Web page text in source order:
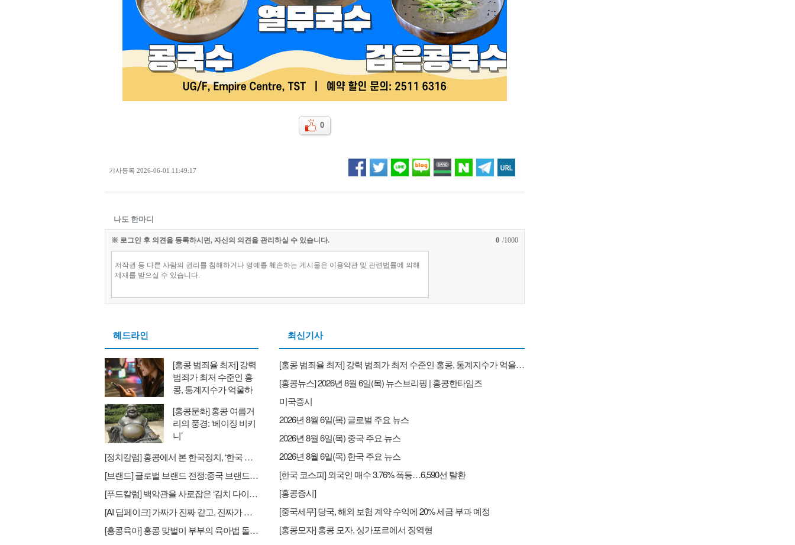
0
기사등록 2026-06-01 11:49:17
나도 한마디
※ 로그인 후 의견을 등록하시면, 자신의 의견을 관리하실 수 있습니다. 0 /1000
헤드라인
[홍콩 범죄율 최저] 강력
범죄가 최저 수준인 홍
콩, 통계지수가 억울하
[홍콩문화] 홍콩 여름거
리의 풍경: ‘베이징 비키
니’
[정치칼럼] 홍콩에서 본 한국정치, ‘한국 정치인들의 싸움이 날마다 헤드라인’
[브랜드] 글로벌 브랜드 전쟁:중국 브랜드의 습격 스타벅스→럭킨커피
[푸드칼럼] 백악관을 사로잡은 ‘김치 다이어트’ : K-Food, 맛을 넘어 ‘헬스케어’로 진화하다
[AI 딥페이크] 가짜가 진짜 같고, 진짜가 가짜 같은 세상: AI 투명성 법제화의 시대
[홍콩육아] 홍콩 맞벌이 부부의 육아법 돌봄 완벽 가이드
최신기사
[홍콩 범죄율 최저] 강력 범죄가 최저 수준인 홍콩, 통계지수가 억울하다
[홍콩뉴스] 2026년 8월 6일(목) 뉴스브리핑 | 홍콩한타임즈
미국증시
2026년 8월 6일(목) 글로벌 주요 뉴스
2026년 8월 6일(목) 중국 주요 뉴스
2026년 8월 6일(목) 한국 주요 뉴스
[한국 코스피] 외국인 매수 3.76% 폭등…6,590선 탈환
[홍콩증시]
[중국세무] 당국, 해외 보험 계약 수익에 20% 세금 부과 예정
[홍콩모자] 홍콩 모자, 싱가포르에서 징역형